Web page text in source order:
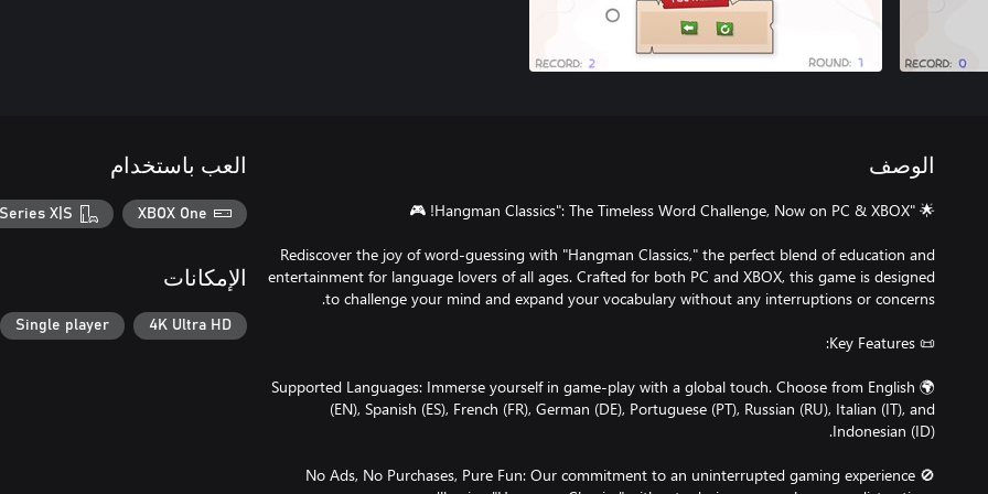
الوصف
Rediscover the joy of word-guessing with "Hangman Classics," the perfect blend of education and
entertainment for language lovers of all ages. Crafted for both PC and XBOX, this game is designed
🌍 Supported Languages: Immerse yourself in game-play with a global touch. Choose from English
(EN), Spanish (ES), French (FR), German (DE), Portuguese (PT), Russian (RU), Italian (IT), and
🚫 No Ads, No Purchases, Pure Fun: Our commitment to an uninterrupted gaming experience
العب باستخدام
XBOX One
X|S
الإمكانات
4K Ultra HD
Single player